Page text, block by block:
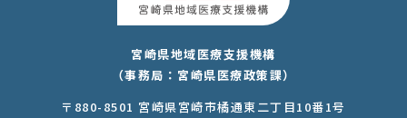
宮崎県地域医療支援機構
（事務局：宮崎県医療政策課）
〒880-8501 宮崎県宮崎市橘通東二丁目10番1号